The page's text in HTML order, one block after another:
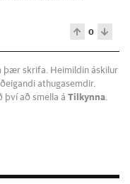
0
þær skrifa. Heimildin áskilur
athugasemdir.
að smella á Tilkynna